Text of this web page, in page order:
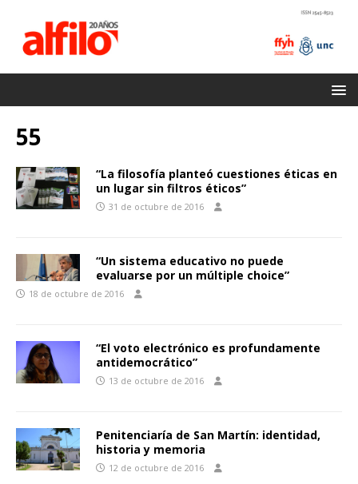
55
“La filosofía planteó cuestiones éticas en
un lugar sin filtros éticos”
31 de octubre de 2016
“Un sistema educativo no puede
evaluarse por un múltiple choice”
18 de octubre de 2016
“El voto electrónico es profundamente
antidemocrático”
13 de octubre de 2016
Penitenciaría de San Martín: identidad,
historia y memoria
12 de octubre de 2016